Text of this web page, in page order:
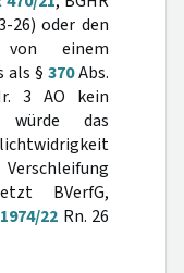
26) oder den
von einem
als § 370Abs.
3 AO kein
würde das
BVerfG,
22 Rn. 26